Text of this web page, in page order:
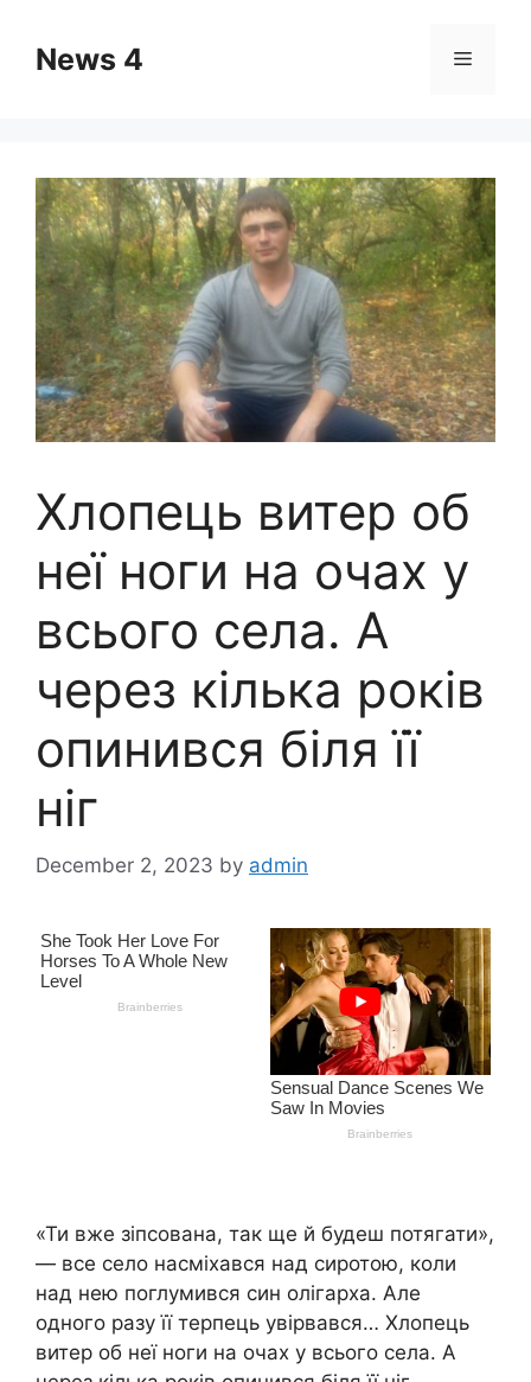
contentNews 4 Menu
Хлопець витер об
неї ноги на очах у
всього села. А
через кілька років
опинився біля її
ніг
December 2, 2023 by admin
«Ти вже зіпсована, так ще й будеш потягати»,
— все село насміхався над сиротою, коли
над нею поглумився син олігарха. Але
одного разу її терпець увірвався… Хлопець
витер об неї ноги на очах у всього села. А